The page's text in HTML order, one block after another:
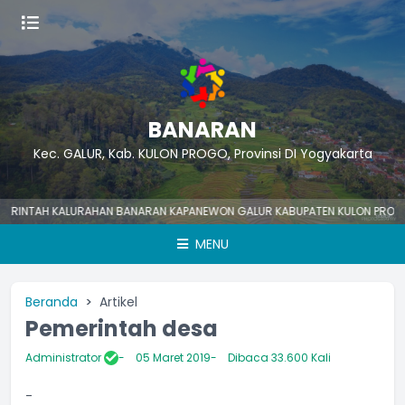
BANARAN
Kec. GALUR, Kab. KULON PROGO, Provinsi DI Yogyakarta
KALURAHAN BANARAN KAPANEWON GALUR KABUPATEN KULON
MENU
Beranda Artikel
Pemerintah desa
Administrator 05 Maret 2019 Dibaca 33.600 Kali
-